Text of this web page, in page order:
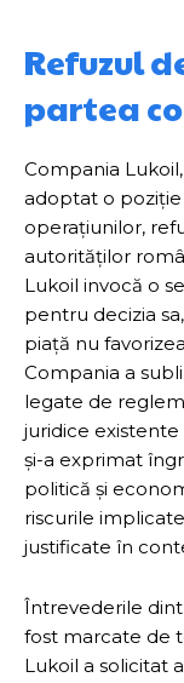
Refuzul
partea
Compania
adoptat o
operațiunilor,
autorităților
Lukoil invocă o
pentru decizia
piață nu
Compania a
legate de
juridice
și-a exprimat
politică și
riscurile
justificate în
Întrevederile
fost marcate de
Lukoil a solicitat